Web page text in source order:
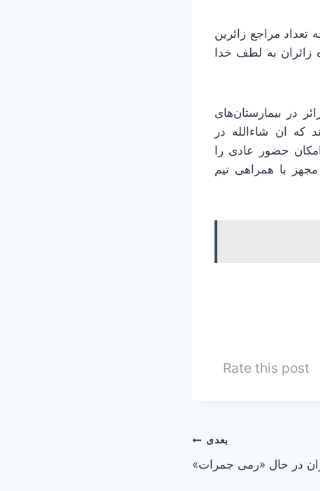
مراجع زائرین
زائران به لطف خدا
پایگاه اطلاع رسانی جمعیت هلال احمر؛ وی افزود: در حال حاضر ۲۶ زائر در بیمارستان‌های
که ان شاءالله در
حضور عادی را
با همراهی تیم
Rate this post
بعدی
در حال «رمی جمرات»